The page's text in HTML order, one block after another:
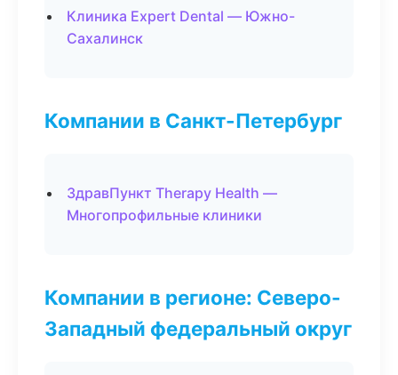
Клиника Expert Dental — Южно-
Сахалинск
Компании в Санкт-Петербург
ЗдравПункт Therapy Health —
Многопрофильные клиники
Компании в регионе: Северо-
Западный федеральный округ